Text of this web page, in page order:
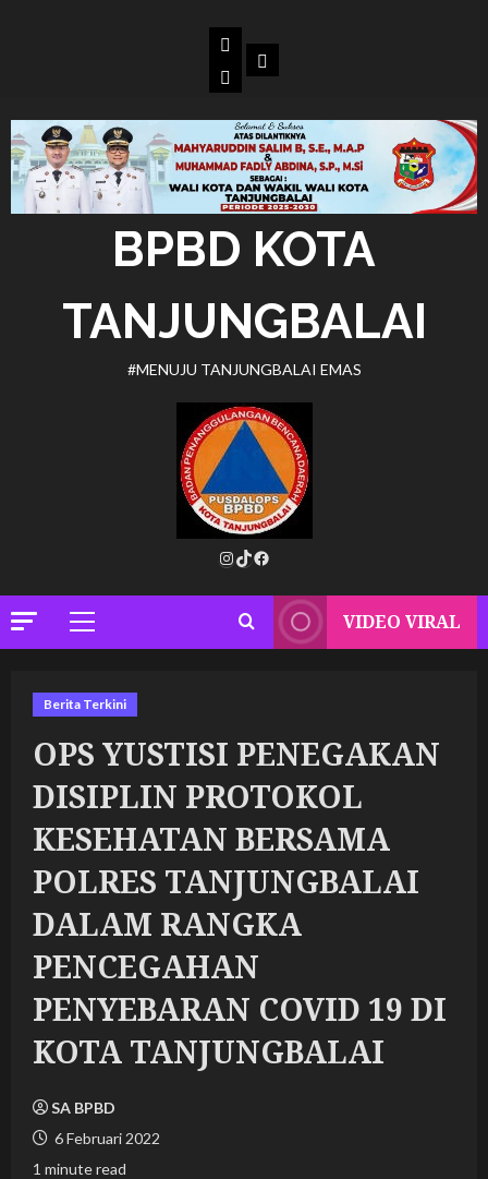
Beranda
BPBD
Tanjungbalai
Dokumen
BPBD KOTA
TANJUNGBALAI
#MENUJU TANJUNGBALAI EMAS
Instagram
TikTok
Facebook
Primary
VIDEO VIRAL
Berita Terkini
OPS YUSTISI PENEGAKAN
DISIPLIN PROTOKOL
KESEHATAN BERSAMA
POLRES TANJUNGBALAI
DALAM RANGKA
PENCEGAHAN
PENYEBARAN COVID 19 DI
KOTA TANJUNGBALAI
SA BPBD
6 Februari 2022
1 minute read